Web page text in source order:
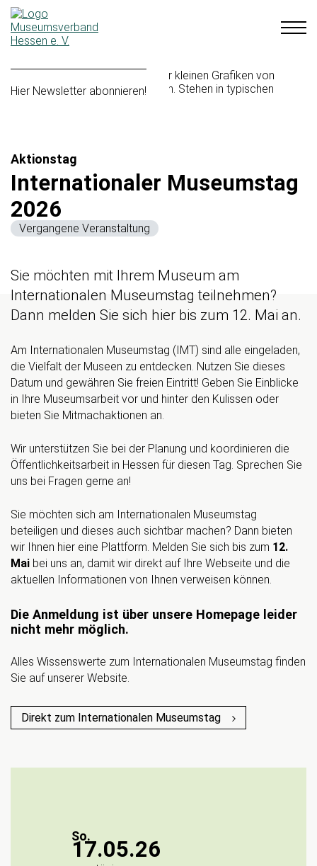
Hier Newsletter abonnieren!
Aktionstag
Internationaler Museumstag
2026
Vergangene Veranstaltung
Sie möchten mit Ihrem Museum am
Internationalen Museumstag teilnehmen?
Dann melden Sie sich hier bis zum 12. Mai an.
Am Internationalen Museumstag (IMT) sind alle eingeladen,
die Vielfalt der Museen zu entdecken. Nutzen Sie dieses
Datum und gewähren Sie freien Eintritt! Geben Sie Einblicke
in Ihre Museumsarbeit vor und hinter den Kulissen oder
bieten Sie Mitmachaktionen an.
Wir unterstützen Sie bei der Planung und koordinieren die
Öffentlichkeitsarbeit in Hessen für diesen Tag. Sprechen Sie
uns bei Fragen gerne an!
Sie möchten sich am Internationalen Museumstag
beteiligen und dieses auch sichtbar machen? Dann bieten
wir Ihnen hier eine Plattform. Melden Sie sich bis zum 12.
Mai bei uns an, damit wir direkt auf Ihre Webseite und die
aktuellen Informationen von Ihnen verweisen können.
Die Anmeldung ist über unsere Homepage leider
nicht mehr möglich.
Alles Wissenswerte zum Internationalen Museumstag finden
Sie auf unserer Website.
Direkt zum Internationalen Museumstag
So.
17.05.26